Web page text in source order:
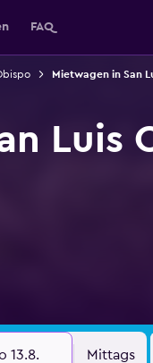
FAQ
Mietwagen in San
Luis
13.8. Mittags